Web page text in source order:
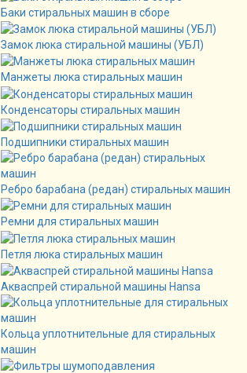
Баки стиральных машин в сборе
Замок люка стиральной машины (УБЛ)
Манжеты люка стиральных машин
Конденсаторы стиральных машин
Подшипники стиральных машин
Ребро барабана (редан) стиральных машин
Ремни для стиральных машин
Петля люка стиральных машин
Акваспрей стиральной машины Hansa
Кольца уплотнительные для стиральных
машин